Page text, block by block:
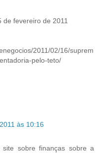
fevereiro de 2011
2011/02/16/suprem
pelo-teto/
às 10:16
sobre finanças sobre a